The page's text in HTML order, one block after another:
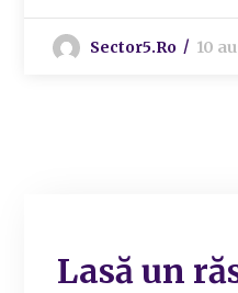
Sector5.ro 10
Lasă un